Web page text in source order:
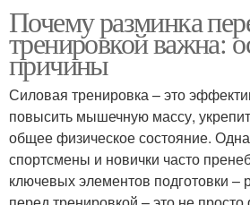
Почему разминка
тренировкой важна:
причины
Силовая тренировка – это
повысить мышечную массу,
общее физическое состояние.
спортсмены и новички часто
ключевых элементов подготовки –